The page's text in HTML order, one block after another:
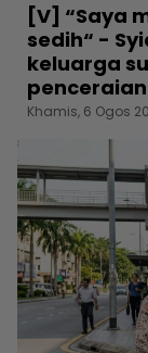
[V] “Saya
sedih“ -
keluarga
penceraian
Khamis, 6 Ogos